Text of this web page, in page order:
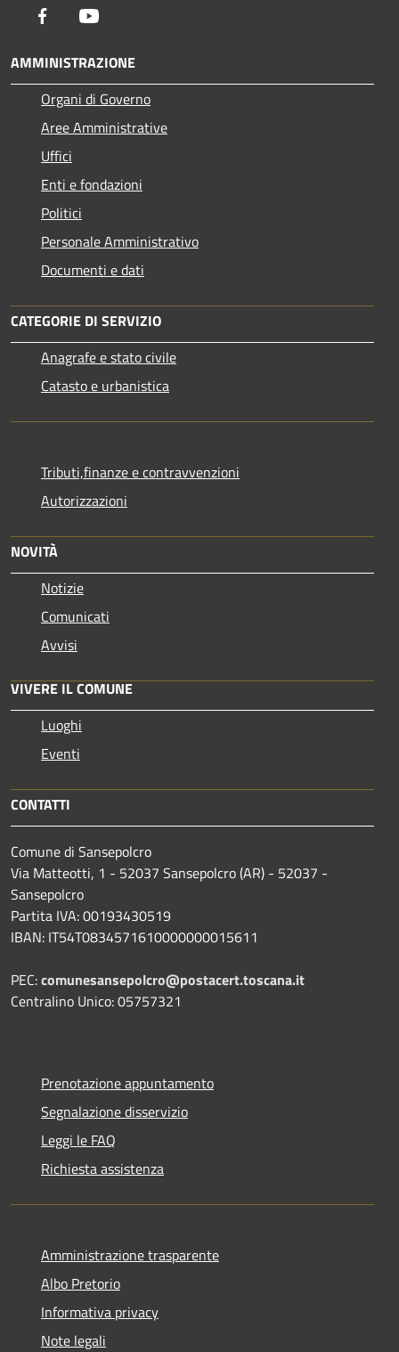
Facebook
AMMINISTRAZIONE
Organi di Governo
Aree Amministrative
Uffici
Enti e fondazioni
Politici
Personale Amministrativo
Documenti e dati
CATEGORIE DI SERVIZIO
Anagrafe e stato civile
Catasto e urbanistica
Tributi,finanze e contravvenzioni
Autorizzazioni
NOVITÀ
Notizie
Comunicati
Avvisi
VIVERE IL COMUNE
Luoghi
Eventi
CONTATTI
Comune di Sansepolcro
Via Matteotti, 1 - 52037 Sansepolcro (AR) - 52037 -
Sansepolcro
Partita IVA: 00193430519
IBAN: IT54T0834571610000000015611
PEC:comunesansepolcro@postacert.toscana.it
Centralino Unico: 05757321
Prenotazione appuntamento
Segnalazione disservizio
Leggi le FAQ
Richiesta assistenza
Amministrazione trasparente
Albo Pretorio
Informativa privacy
Note legali